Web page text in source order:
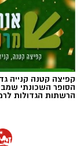
אם היה שיר
מערכת
מועמד רציני.
על הקשיים
השאלה
קפיצה קטנה קנייה
הסופר השכונתי
הרשתות הגדולות